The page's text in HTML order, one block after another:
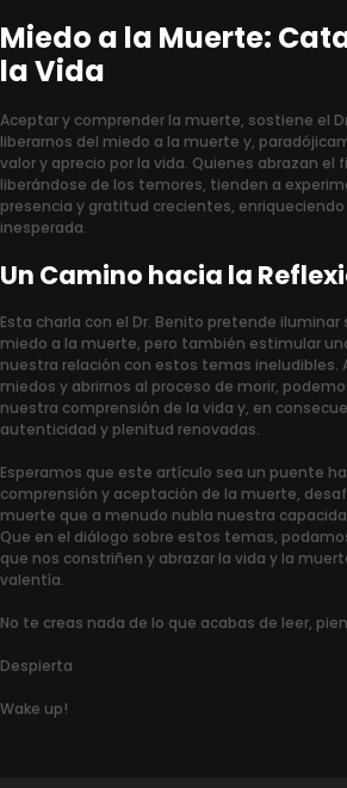
Miedo a la Muerte:
la Vida
Aceptar y comprender la muerte, sostiene el
liberarnos del miedo a la muerte y,
valor y aprecio por la vida. Quienes abrazan el
liberándose de los temores, tienden a
presencia y gratitud crecientes,
inesperada.
Un Camino hacia la
Esta charla con el Dr. Benito pretende iluminar
miedo a la muerte, pero también estimular
nuestra relación con estos temas ineludibles.
miedos y abrirnos al proceso de morir,
nuestra comprensión de la vida y, en
autenticidad y plenitud renovadas.
Esperamos que este artículo sea un puente
comprensión y aceptación de la muerte,
muerte que a menudo nubla nuestra
Que en el diálogo sobre estos temas,
que nos constriñen y abrazar la vida y la
valentía.
No te creas nada de lo que acabas de leer,
Despierta
Wake up!